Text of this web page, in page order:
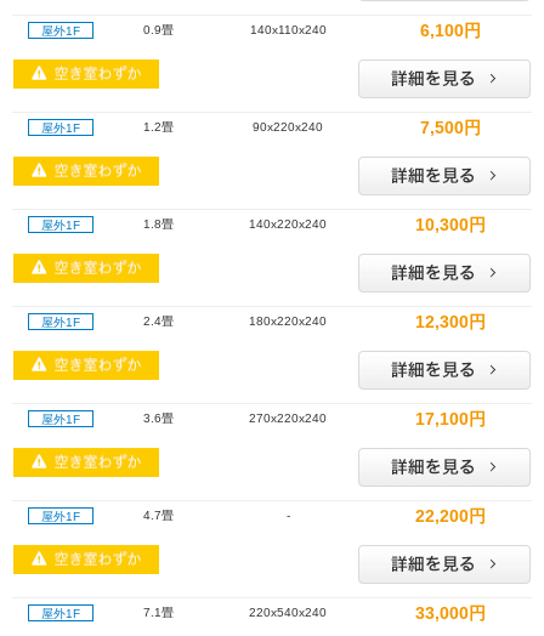
屋外1F 0.9畳 140x110x240 6,100円
屋外1F 1.2畳 90x220x240 7,500円
屋外1F 1.8畳 140x220x240 10,300円
屋外1F 2.4畳 180x220x240 12,300円
屋外1F 3.6畳 270x220x240 17,100円
屋外1F 4.7畳 - 22,200円
屋外1F 7.1畳 220x540x240 33,000円